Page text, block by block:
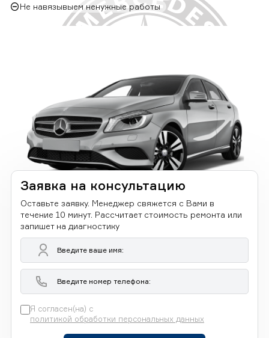
Не навязывыем ненужные работы
Заявка на консультацию
Оставьте заявку. Менеджер свяжется с Вами в
течение 10 минут. Рассчитает стоимость ремонта или
запишет на диагностику
Я согласен(на) с
политикой обработки персональных данных